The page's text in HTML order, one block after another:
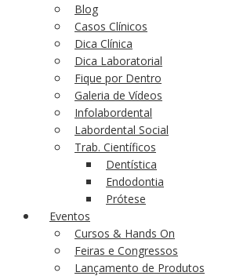
Blog
Casos Clínicos
Dica Clínica
Dica Laboratorial
Fique por Dentro
Galeria de Vídeos
Infolabordental
Labordental Social
Trab. Científicos
Dentística
Endodontia
Prótese
Eventos
Cursos & Hands On
Feiras e Congressos
Lançamento de Produtos